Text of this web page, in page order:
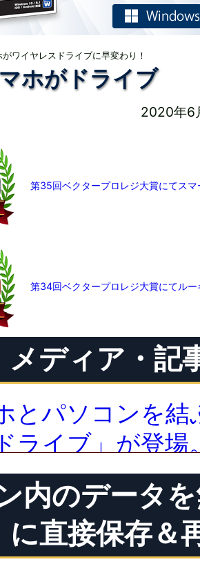
がワイヤレスドライブに早変わり！
ホがドライブ
2020年
第35回ベクタープロレジ大賞にてス
第34回ベクタープロレジ大賞にてル
メディア・記
とパソコンを結
ライブ」が登場
23)
内のデータ
に直接保存＆